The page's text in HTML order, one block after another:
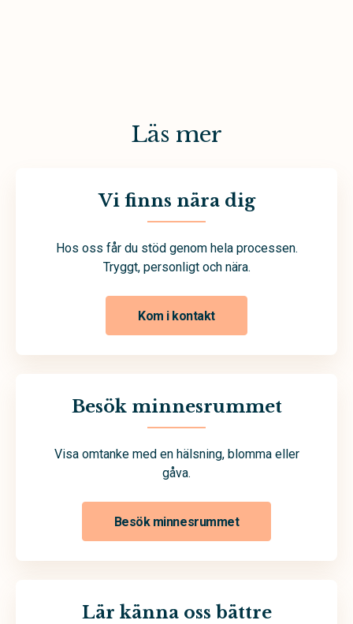
Läs mer
Vi finns nära dig
Hos oss får du stöd genom hela processen.
Tryggt, personligt och nära.
Kom i kontakt
Besök minnesrummet
Visa omtanke med en hälsning, blomma eller
gåva.
Besök minnesrummet
Lär känna oss bättre